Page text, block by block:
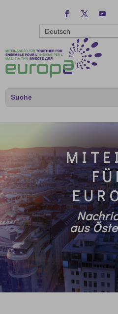
Deutsch
aus